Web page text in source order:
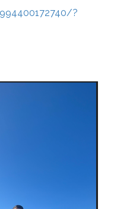
?